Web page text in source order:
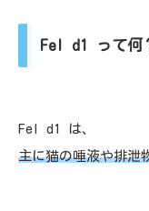
Fel d1 って何
Fel d1 は、
主に猫の唾液や排泄